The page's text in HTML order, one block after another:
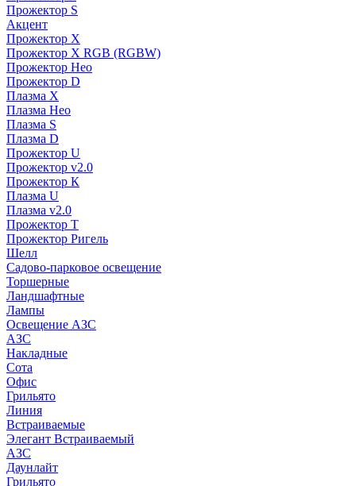
Прожектор S
Акцент
Прожектор X
Прожектор Х RGB (RGBW)
Прожектор Нео
Прожектор D
Плазма X
Плазма Нео
Плазма S
Плазма D
Прожектор U
Прожектор v2.0
Прожектор К
Плазма U
Плазма v2.0
Прожектор Т
Прожектор Ригель
Шелл
Садово-парковое освещение
Торшерные
Ландшафтные
Лампы
Освещение АЗС
АЗС
Накладные
Сота
Офис
Грильято
Линия
Встраиваемые
Элегант Встраиваемый
АЗС
Даунлайт
Грильято